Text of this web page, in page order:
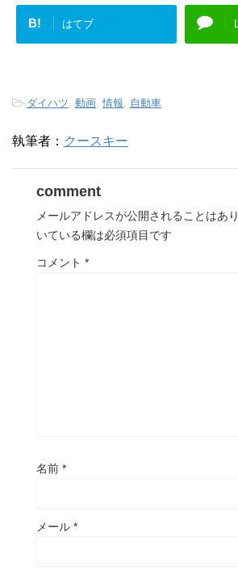
B! はてブ
-ダイハツ 動画 情報 自動車
執筆者： クースキー
comment
メールアドレスが公開されることはあり
いている欄は必須項目です
コメント *
名前 *
メール *